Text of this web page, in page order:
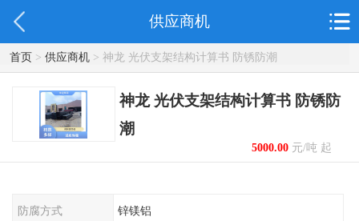
供应商机
首页> 供应商机> 神龙 光伏支架结构计算书 防锈防潮
神龙 光伏支架结构计算书 防锈防
潮
5000.00元/吨 起
防腐方式 锌镁铝